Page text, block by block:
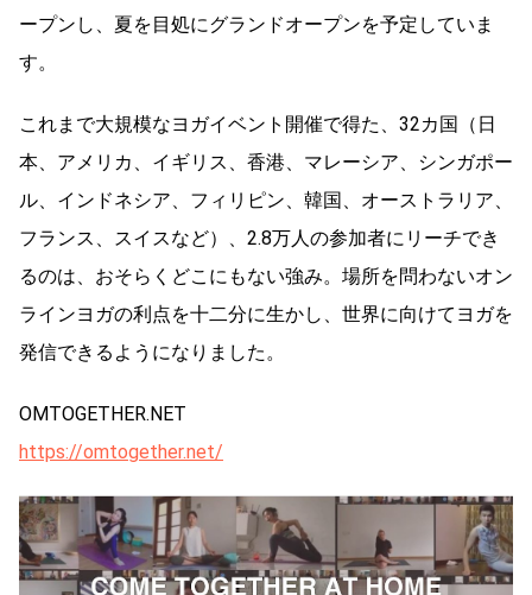
ープンし、夏を目処にグランドオープンを予定していま
す。
これまで大規模なヨガイベント開催で得た、32カ国（日
本、アメリカ、イギリス、香港、マレーシア、シンガポー
ル、インドネシア、フィリピン、韓国、オーストラリア、
フランス、スイスなど）、2.8万人の参加者にリーチでき
るのは、おそらくどこにもない強み。場所を問わないオン
ラインヨガの利点を十二分に生かし、世界に向けてヨガを
発信できるようになりました。
OMTOGETHER.NET
https://omtogether.net/